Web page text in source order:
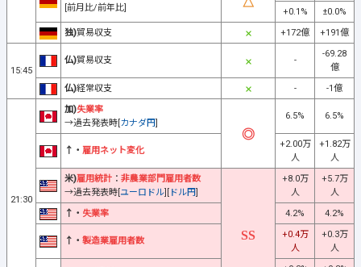
[前月比/前年比]
+0.1%
±0.0%
独)貿易収支 +172億 +191億
15:45
仏)貿易収支 -
-69.28
億
仏)経常収支 - -1億
21:30
加)失業率
→過去発表時[カナダ円]
6.5% 6.5%
↑・ 雇用ネット変化
+2.00万
人
+1.82万
人
米)雇用統計 ： 非農業部門雇用者数
→過去発表時[ユーロドル][ ドル円]
+8.0万
人
+5.7万
人
↑・ 失業率 4.2% 4.2%
↑・ 製造業雇用者数
+0.4万
人
+0.3万
人